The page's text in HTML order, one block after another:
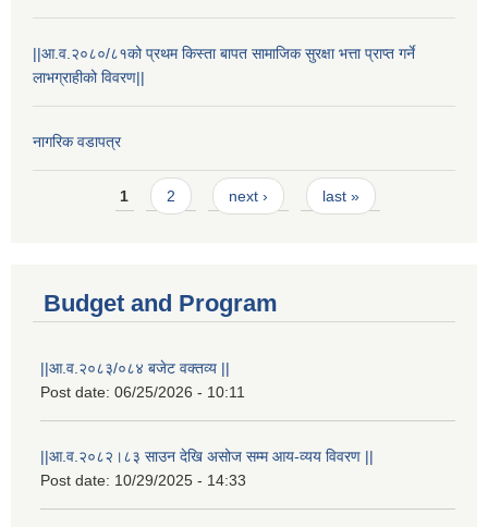
||आ.व.२०८०/८१को प्रथम किस्ता बापत सामाजिक सुरक्षा भत्ता प्राप्त गर्ने
लाभग्राहीको विवरण||
नागरिक वडापत्र
Pages1 2 next › last »
Budget and Program
||आ.व.२०८३/०८४ बजेट वक्तव्य ||
Post date: 06/25/2026 - 10:11
||आ.व.२०८२।८३ साउन देखि असोज सम्म आय-व्यय विवरण ||
Post date: 10/29/2025 - 14:33